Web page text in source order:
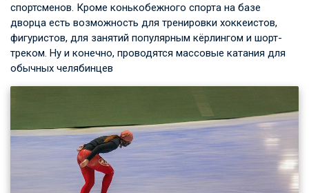
спортсменов. Кроме конькобежного спорта на базе
дворца есть возможность для тренировки хоккеистов,
фигуристов, для занятий популярным кёрлингом и шорт-
треком. Ну и конечно, проводятся массовые катания для
обычных челябинцев